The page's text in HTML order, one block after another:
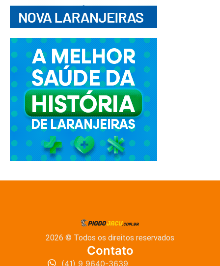
2026 © Todos os direitos reservados
Contato
(41) 9 9640-3639